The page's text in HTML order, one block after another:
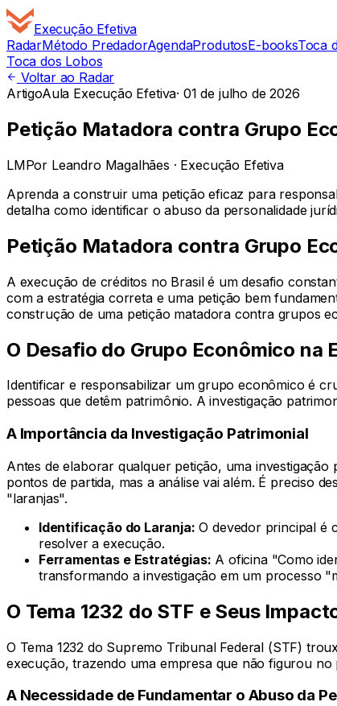
Execução Efetiva
RadarMétodo PredadorAgendaProdutosE-booksToca
Toca dos Lobos
Voltar ao Radar
ArtigoAula Execução Efetiva· 01 de julho de 2026
Petição Matadora contra Grupo
LMPor Leandro Magalhães · Execução Efetiva
Aprenda a construir uma petição eficaz para
detalha como identificar o abuso da personalidade
Petição Matadora contra Grupo
A execução de créditos no Brasil é um desafio
com a estratégia correta e uma petição bem
construção de uma petição matadora contra grupos
O Desafio do Grupo Econômico na
Identificar e responsabilizar um grupo econômico é
pessoas que detêm patrimônio. A investigação
A Importância da Investigação Patrimonial
Antes de elaborar qualquer petição, uma
pontos de partida, mas a análise vai além. É preciso
"laranjas".
Identificação do Laranja: O devedor principal é
resolver a execução.
Ferramentas e Estratégias: A oficina "Como
transformando a investigação em um processo
O Tema 1232 do STF e Seus
O Tema 1232 do Supremo Tribunal Federal (STF)
execução, trazendo uma empresa que não figurou
A Necessidade de Fundamentar o Abuso da